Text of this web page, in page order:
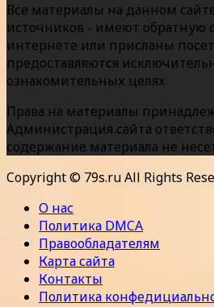
Все материалы на данном
источников - имеют обратную
интернете или присланы
предоставляются
ознакомительных целях.
Права на материалы
Администрация сайта
содержание материала не
Copyright © 79s.ru All Rights
О нас
Политика DMCA
Правообладателям
Карта сайта
Контакты
Политика